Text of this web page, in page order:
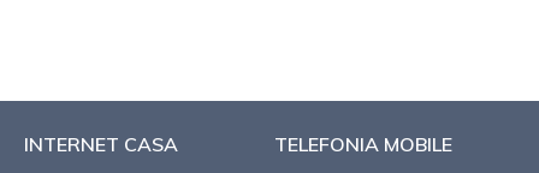
INTERNET CASA TELEFONIA MOBILE